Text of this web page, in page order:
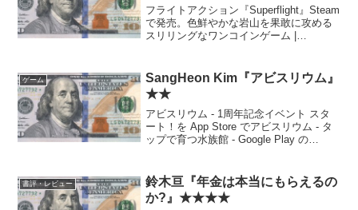
フライトアクション『Superflight』Steam
で発売。色鮮やかな岩山を果敢に攻める
スリリングなワンコインゲーム |
ありそう。カジュアルゲームかくある...
ゲーム
SangHeon Kim『アビスリウム』
★★
アビスリウム - 1周年記念イベント スタ
ート！を App Store でアビスリウム - タ
ップで育つ水族館 - Google Play の
ッカー...
書評・レビュー
鈴木亘『年金は本当にもらえるの
か?』★★★★